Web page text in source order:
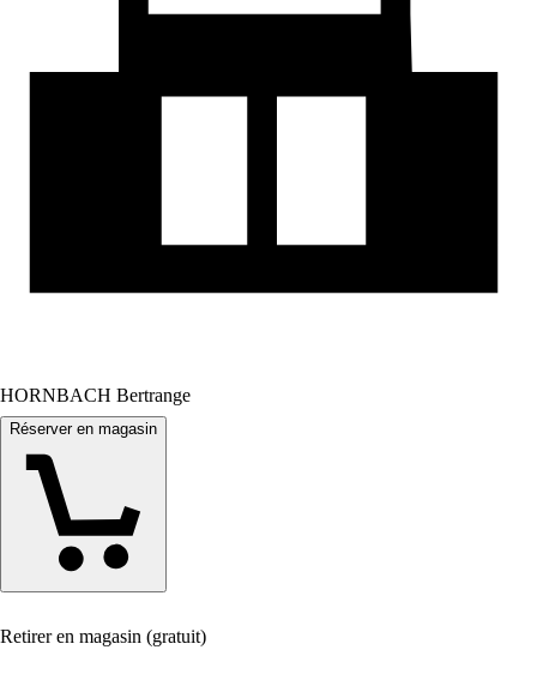
HORNBACH Bertrange
Réserver en magasin
Retirer en magasin (gratuit)